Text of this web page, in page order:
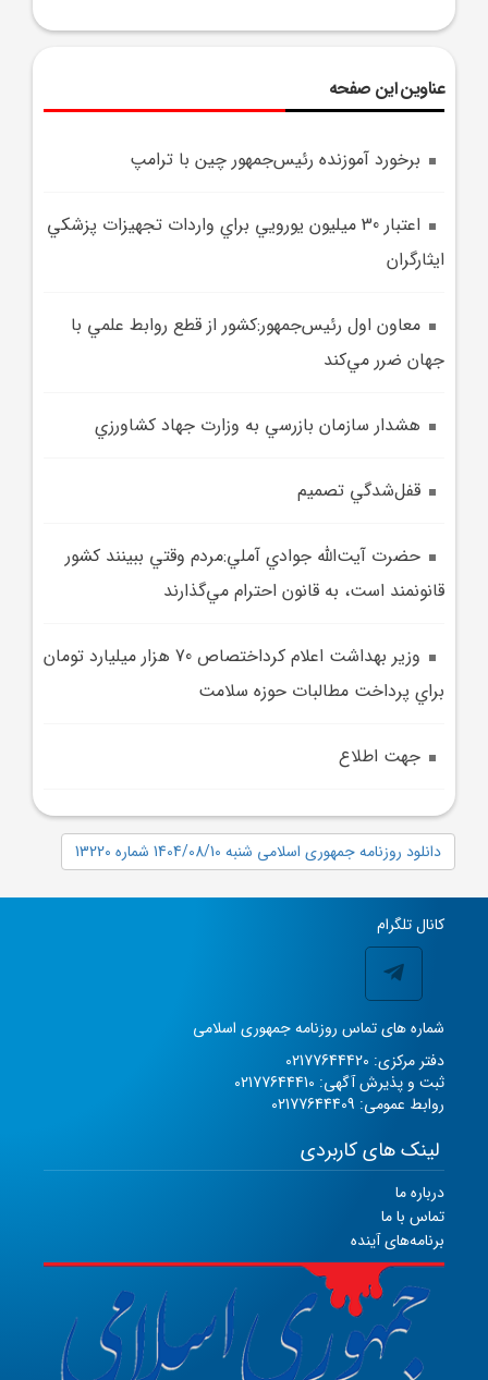
عناوین این صفحه
برخورد آموزنده رئیس‌جمهور چین با ترامپ
اعتبار 30 ميليون يورويي براي واردات تجهيزات پزشکي
ايثارگران
معاون اول رئيس‌جمهور:کشور از قطع روابط علمي با
جهان ضرر مي‌کند
هشدار سازمان بازرسي به وزارت جهاد کشاورزي
قفل‌شدگي تصميم
حضرت آيت‌الله جوادي آملي:مردم وقتي ببينند کشور
قانونمند است، به قانون احترام مي‌گذارند
وزير بهداشت اعلام کرداختصاص 70 هزار ميليارد تومان
براي پرداخت مطالبات حوزه سلامت
جهت اطلاع
دانلود روزنامه جمهوری اسلامی شنبه 1404/08/10 شماره 13220
کانال تلگرام
شماره های تماس روزنامه جمهوری اسلامی
دفتر مرکزی: 02177644420
ثبت و پذیرش آگهی: 02177644410
روابط عمومی: 02177644409
لینک های کاربردی
درباره ما
تماس با ما
برنامه‌های آینده